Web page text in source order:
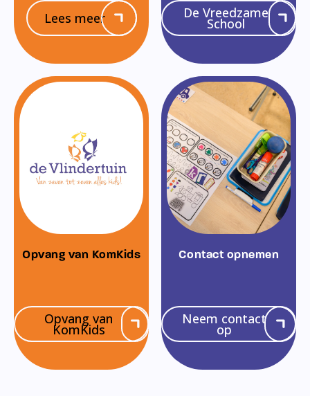
Lees meer De Vreedzame
School
Opvang van KomKids
Opvang van
KomKids
Contact opnemen
Neem contact
op